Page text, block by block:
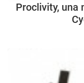
Proclivity, una